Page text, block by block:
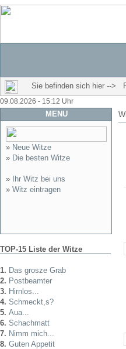
Sie befinden sich hier -->
09.08.2026 - 15:12 Uhr
MENU
» Neue Witze
» Die besten Witze
»
Ihr Witz bei uns
» Witz eintragen
TOP-15 Liste der Witze
1. Das grosze Grab
2. Postbeamter
3. Hirnlos...
4. Schmeckt,s?
5. Aua...
6. Schachmatt
7. Nimm mich...
8. Guten Appetit